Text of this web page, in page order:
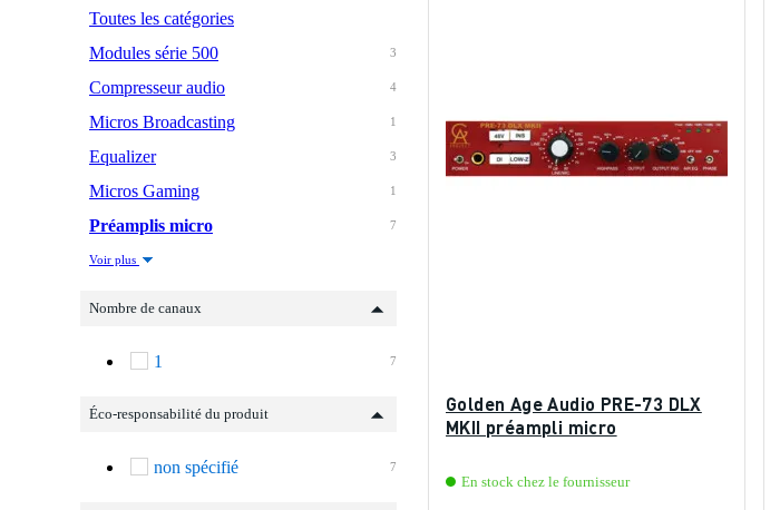
Toutes les catégories
3
Modules série 500
4
Compresseur audio
1
Micros Broadcasting
3
Equalizer
1
Micros Gaming
7
Préamplis micro
Voir plus
Nombre de canaux
7
1
Éco-responsabilité du produit
7
non spécifié
Golden Age Audio PRE-73 DLX
MKII préampli micro
En stock chez le fournisseur